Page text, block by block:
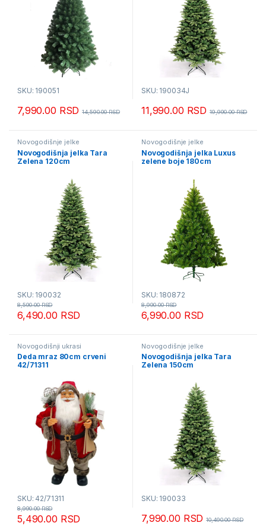
SKU: 190051
7,990.00 RSD 14,590.00RSD
SKU: 190034J
11,990.00 RSD 19,990.00RSD
Novogodišnje jelke
Novogodišnja jelka Tara
Zelena 120cm
SKU: 190032
6,490.00 RSD
8,590.00RSD
Novogodišnje jelke
Novogodišnja jelka Luxus
zelene boje 180cm
SKU: 180872
6,990.00 RSD
8,990.00RSD
Novogodišnji ukrasi
Deda mraz 80cm crveni
42/71311
SKU: 42/71311
5,490.00 RSD
8,990.00RSD
Novogodišnje jelke
Novogodišnja jelka Tara
Zelena 150cm
SKU: 190033
7,990.00 RSD 10,490.00RSD